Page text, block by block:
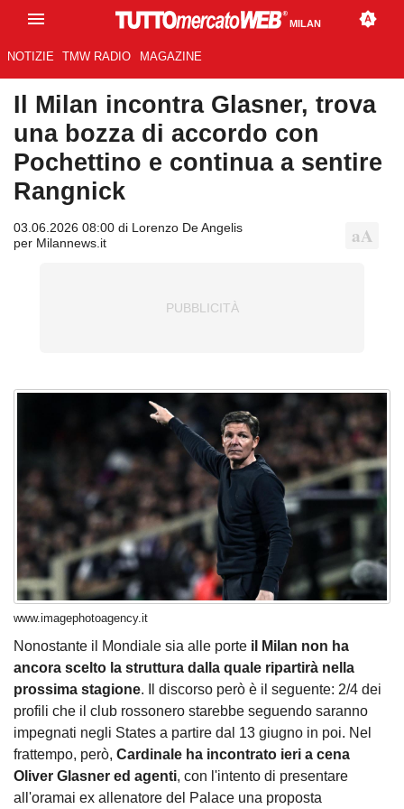
MILAN
NOTIZIE TMW RADIO MAGAZINE
Il Milan incontra Glasner, trova
una bozza di accordo con
Pochettino e continua a sentire
Rangnick
03.06.2026 08:00 di Lorenzo De Angelis
per Milannews.it
www.imagephotoagency.it
Nonostante il Mondiale sia alle porte il Milan non ha
ancora scelto la struttura dalla quale ripartirà nella
prossima stagione. Il discorso però è il seguente: 2/4 dei
profili che il club rossonero starebbe seguendo saranno
impegnati negli States a partire dal 13 giugno in poi. Nel
frattempo, però, Cardinale ha incontrato ieri a cena
Oliver Glasner ed agenti, con l'intento di presentare
all'oramai ex allenatore del Palace una proposta